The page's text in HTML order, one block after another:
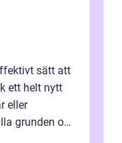
sätt att
ett helt nytt
eller
grunden och